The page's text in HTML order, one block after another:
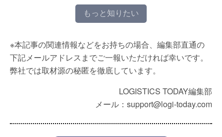
もっと知りたい
※本記事の関連情報などをお持ちの場合、編集部直通の
下記メールアドレスまでご一報いただければ幸いです。
弊社では取材源の秘匿を徹底しています。
LOGISTICS TODAY編集部
メール：support@logi-today.com